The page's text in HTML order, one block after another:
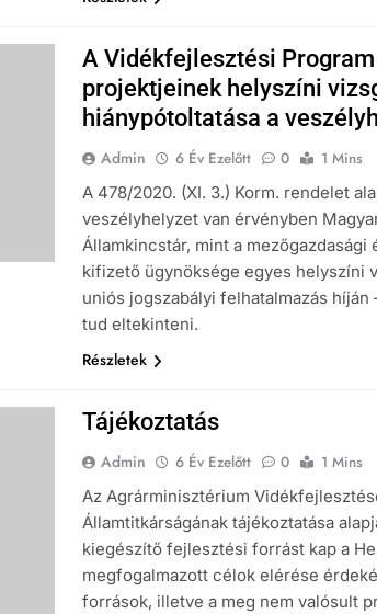
A Vidékfejlesztési
projektjeinek helyszíni
hiánypótoltatása a
Admin 6 Év Ezelőtt 0
1 Mins
A 478/2020. (XI. 3.) Korm. rendelet
veszélyhelyzet van érvényben
Államkincstár, mint a
kifizető ügynöksége egyes helyszíni
uniós jogszabályi felhatalmazás
tud eltekinteni.
Részletek
Tájékoztatás
Admin 6 Év Ezelőtt 0
1 Mins
Az Agrárminisztérium
Államtitkárságának tájékoztatása
kiegészítő fejlesztési forrást kap a
megfogalmazott célok elérése
források, illetve a meg nem valósult